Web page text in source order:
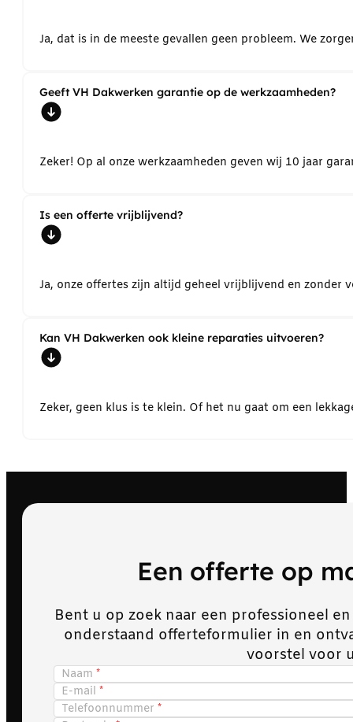
Ja, dat is in de meeste gevallen geen probleem. We
Geeft VH Dakwerken garantie op de werkzaamheden?
Zeker! Op al onze werkzaamheden geven wij 10 jaar
Is een offerte vrijblijvend?
Ja, onze offertes zijn altijd geheel vrijblijvend en
Kan VH Dakwerken ook kleine reparaties uitvoeren?
Zeker, geen klus is te klein. Of het nu gaat om een
Een offerte op
Bent u op zoek naar een professioneel
onderstaand offerteformulier in en
voorstel voor
Naam
E-mail
Telefoonnummer